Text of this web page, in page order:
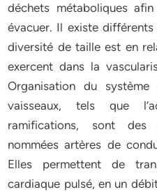
déchets métaboliques
évacuer. Il existe
diversité de taille est en
exercent dans la
Organisation du système
vaisseaux, tels que
ramifications, sont des
nommées artères de
Elles permettent de
cardiaque pulsé, en un